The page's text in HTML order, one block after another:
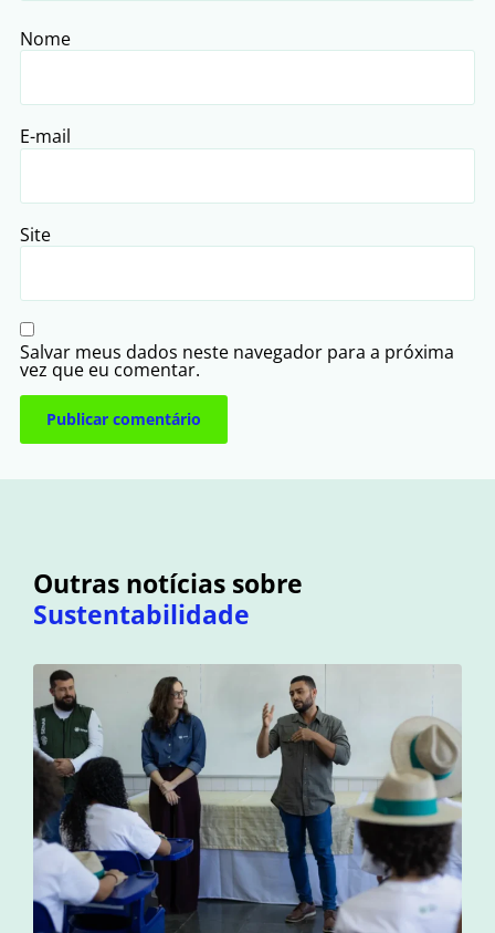
Nome
E-mail
Site
Salvar meus dados neste navegador para a próxima
vez que eu comentar.
Outras notícias sobre
Sustentabilidade